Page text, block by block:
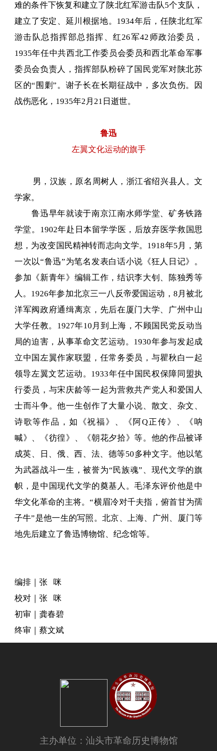
难的条件下恢复和建立了陕北红军游击队5个支队，
建立了安定、延川根据地。1934年后，任陕北红军
游击队总指挥部总指挥、红26军42师政治委员，
1935年任中共西北工作委员会委员和西北革命军事
委员会负责人，指挥部队粉碎了国民党军对陕北苏
区的“围剿”。谢子长在长期征战中，多次负伤。因
战伤恶化，1935年2月21日逝世。
鲁迅
左翼文化运动的旗手
男，汉族，原名周树人，浙江省绍兴县人。文
学家。
鲁迅早年就读于南京江南水师学堂、矿务铁路
学堂。1902年赴日本留学学医，后放弃医学救国思
想，为改变国民精神转而志向文学。1918年5月，第
一次以“鲁迅”为笔名发表白话小说《狂人日记》。
参加《新青年》编辑工作，结识李大钊、陈独秀等
人。1926年参加北京三一八反帝爱国运动，8月被北
洋军阀政府通缉离京，先后在厦门大学、广州中山
大学任教。1927年10月到上海，不顾国民党反动当
局的迫害，从事革命文艺运动。1930年参与发起成
立中国左翼作家联盟，任常务委员，与瞿秋白一起
领导左翼文艺运动。1933年任中国民权保障同盟执
行委员，与宋庆龄等一起为营救共产党人和爱国人
士而斗争。他一生创作了大量小说、散文、杂文、
诗歌等作品，如《祝福》、《阿Q正传》、《呐
喊》、《彷徨》、《朝花夕拾》等。他的作品被译
成英、日、俄、西、法、德等50多种文字。他以笔
为武器战斗一生，被誉为“民族魂”、现代文学的旗
帜，是中国现代文学的奠基人。毛泽东评价他是中
华文化革命的主将。“横眉冷对千夫指，俯首甘为孺
子牛”是他一生的写照。北京、上海、广州、厦门等
地先后建立了鲁迅博物馆、纪念馆等。
编排｜张 咪
校对｜ 张 咪
初审｜龚春碧
终审｜蔡文斌
主办单位：汕头市革命历史博物馆